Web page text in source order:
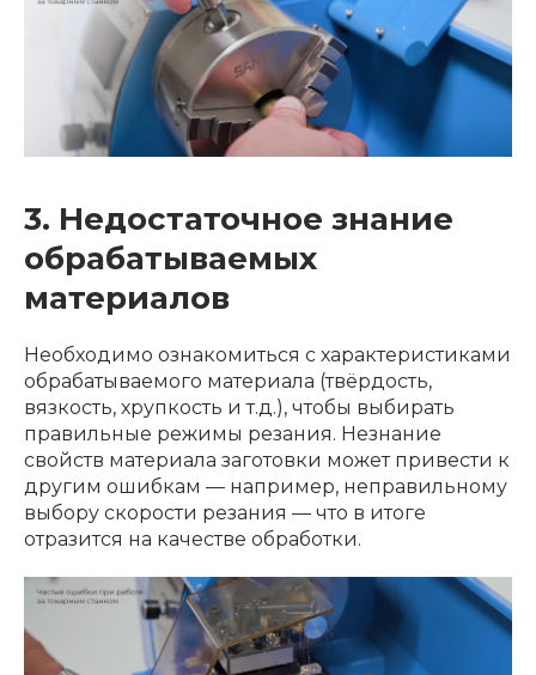
3. Недостаточное знание
обрабатываемых
материалов
Необходимо ознакомиться с характеристиками
обрабатываемого материала (твёрдость,
вязкость, хрупкость и т.д.), чтобы выбирать
правильные режимы резания. Незнание
свойств материала заготовки может привести к
другим ошибкам — например, неправильному
выбору скорости резания — что в итоге
отразится на качестве обработки.